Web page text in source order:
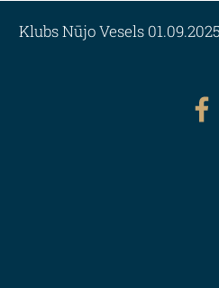
Klubs Nūjo Vesels